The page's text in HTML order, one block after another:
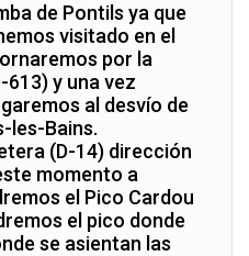
de Pontils ya que
visitado en el
por la
y una vez
al desvío de
les-Bains.
(D-14) dirección
momento a
el Pico Cardou
el pico donde
se asientan las